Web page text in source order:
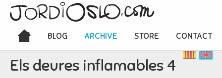
BLOG ARCHIVE STORE CONTACT
Els deures inflamables 4